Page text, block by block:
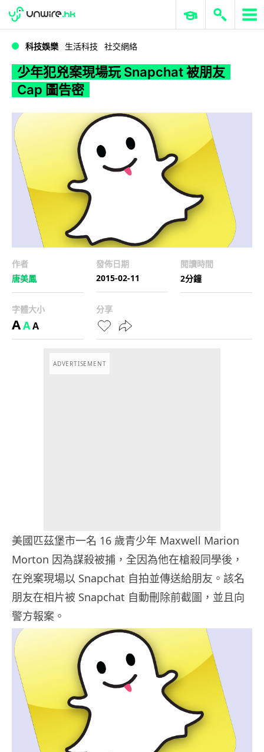
WWDC 2026 ERP 與商業 AI
科技娛樂 生活科技 社交網絡
少年犯兇案現場玩 Snapchat 被朋友
Cap 圖告密
作者
唐美鳳
發佈日期
2015-02-11
閱讀時間
2分鐘
字體大小
AAA
分享
ADVERTISEMENT
美國匹茲堡市一名 16 歲青少年 Maxwell Marion
Morton 因為謀殺被捕，全因為他在槍殺同學後，
在兇案現場以 Snapchat 自拍並傳送給朋友。該名
朋友在相片被 Snapchat 自動刪除前截圖，並且向
警方報案。